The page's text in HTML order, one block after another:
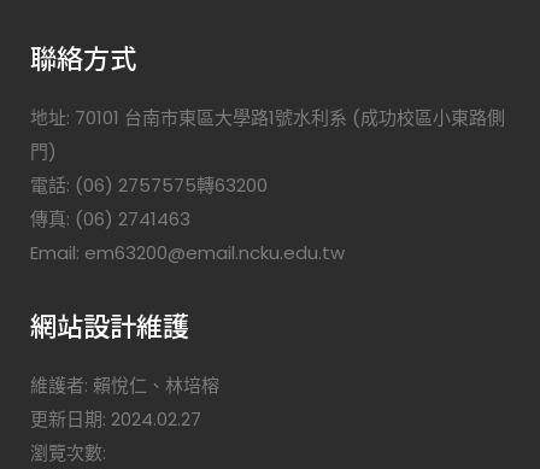
聯絡方式
地址: 70101 台南市東區大學路1號水利系 (成功校區小東路側
門)
電話: (06) 2757575轉63200
傳真: (06) 2741463
Email: em63200@email.ncku.edu.tw
網站設計維護
維護者: 賴悅仁、林培榕
更新日期: 2024.02.27
瀏覽次數: